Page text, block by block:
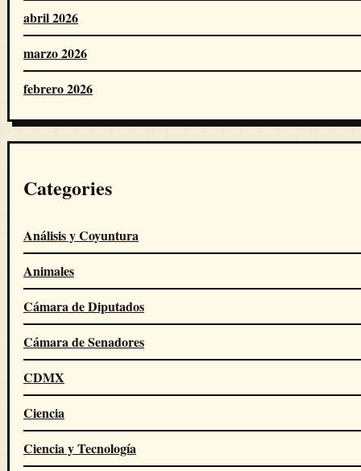
abril 2026
marzo 2026
febrero 2026
Categories
Análisis y Coyuntura
Animales
Cámara de Diputados
Cámara de Senadores
CDMX
Ciencia
Ciencia y Tecnología